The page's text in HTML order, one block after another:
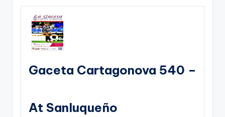
Gaceta Cartagonova 540 –
At Sanluqueño